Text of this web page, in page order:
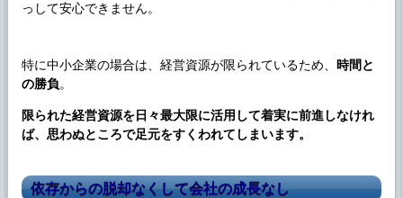
っして安心できません。
特に中小企業の場合は、経営資源が限られているため、 時間と
の勝負。
限られた経営資源を日々最大限に活用して着実に前進しなけれ
ば、思わぬところで足元をすくわれてしまいます。
依存からの脱却なくして会社の成長なし